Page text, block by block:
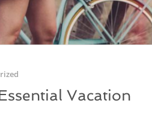
Vacation